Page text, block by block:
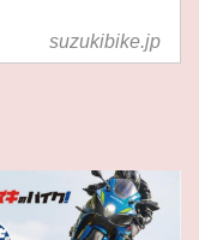
suzukibike.jp